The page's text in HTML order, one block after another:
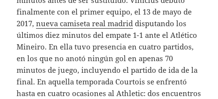
finalmente con el primer equipo, el 13 de mayo de
2017,nueva camiseta real madrid disputando los
últimos diez minutos del empate 1-1 ante el Atlético
Mineiro. En ella tuvo presencia en cuatro partidos,
en los que no anotó ningún gol en apenas 70
minutos de juego, incluyendo el partido de ida de la
final. En aquella temporada Courtois se enfrentó
hasta en cuatro ocasiones al Athletic: dos encuentros